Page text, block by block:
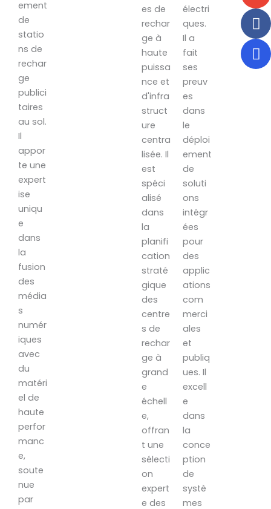
ement
de
statio
ns de
rechar
ge
publici
taires
au sol.
Il
appor
te une
expert
ise
uniqu
e
dans
la
fusion
des
média
s
numér
iques
avec
du
matéri
el de
haute
perfor
manc
e,
soute
nue
par
es de
rechar
ge à
haute
puissa
nce et
d'infra
struct
ure
centra
lisée. Il
est
spéci
alisé
dans
la
planifi
cation
straté
gique
des
centre
s de
rechar
ge à
grand
e
échell
e,
offran
t une
sélecti
on
expert
e des
électri
ques.
Il a
fait
ses
preuv
es
dans
le
déploi
ement
de
soluti
ons
intégr
ées
pour
des
applic
ations
com
merci
ales
et
publiq
ues. Il
excell
e
dans
la
conce
ption
de
systè
mes